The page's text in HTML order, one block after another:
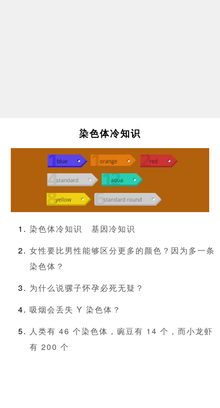
染色体冷知识
染色体冷知识
基因冷知识
女性要比男性能够区分更多的颜色？因为多一条
染色体？
为什么说骡子怀孕必死无疑？
吸烟会丢失 Y 染色体？
人类有 46 个染色体，豌豆有 14 个，而小龙虾
有 200 个